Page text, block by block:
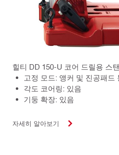
힐티 DD 150-U 코어 드릴용 스
고정 모드: 앵커 및 진공패드
각도 코어링: 있음
기둥 확장: 있음
자세히 알아보기